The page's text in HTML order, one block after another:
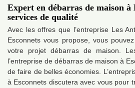
Expert en débarras de maison à
services de qualité
Avec les offres que l’entreprise Les
Esconnets vous propose, vous
votre projet débarras de maison.
l’entreprise de débarras de maison à
de faire de belles économies.
à Esconnets discutera avec vous pour